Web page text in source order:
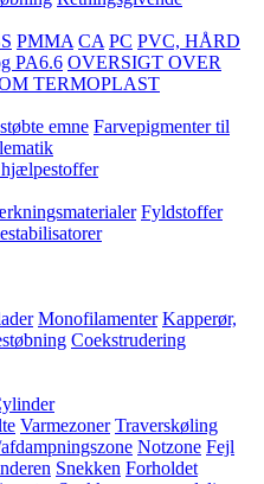
PMMA CA PC PVC, HÅRD
PA6.6 OVERSIGT OVER
TERMOPLAST
emne Farvepigmenter til
Fyldstoffer
Monofilamenter Kapperør,
Coekstrudering
Varmezoner Traverskøling
Notzone Fejl
Snekken Forholdet